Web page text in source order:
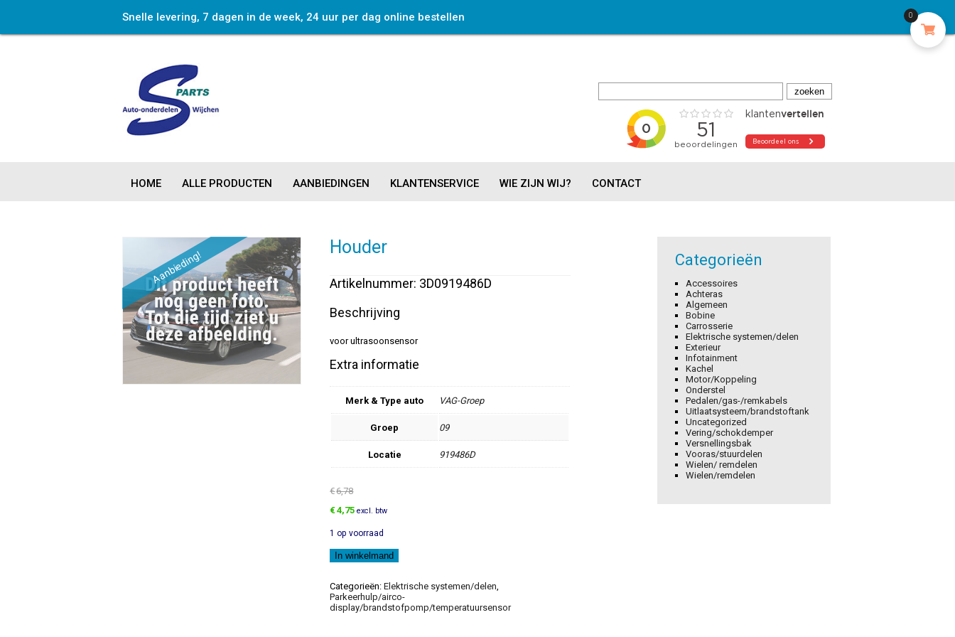
Snelle levering, 7 dagen in de week, 24 uur per dag online bestellen
HOME ALLE PRODUCTEN AANBIEDINGEN KLANTENSERVICE WIE ZIJN WIJ? CONTACT
Aanbieding!
Houder
Artikelnummer: 3D0919486D
Beschrijving
voor ultrasoonsensor
Extra informatie
Merk & Type auto VAG-Groep
Groep 09
Locatie 919486D
€6,78
Oorspronkelijke
was:
€6,78.
€4,75Huidige
is:
€4,75.
excl. btw
1 op voorraad
Houder
aantal
In winkelmand
Categorieën:Elektrische systemen/delen
Parkeerhulp/airco-
display/brandstofpomp/temperatuursensor
Categorieën
Accessoires
Achteras
Algemeen
Bobine
Carrosserie
Elektrische systemen/delen
Exterieur
Infotainment
Kachel
Motor/Koppeling
Onderstel
Pedalen/gas-/remkabels
Uitlaatsysteem/brandstoftank
Uncategorized
Vering/schokdemper
Versnellingsbak
Vooras/stuurdelen
Wielen/ remdelen
Wielen/remdelen
0